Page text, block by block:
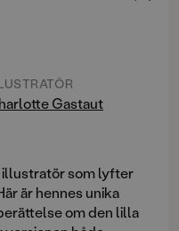
Gastaut
illustratör som lyfter
är hennes unika
om den lilla